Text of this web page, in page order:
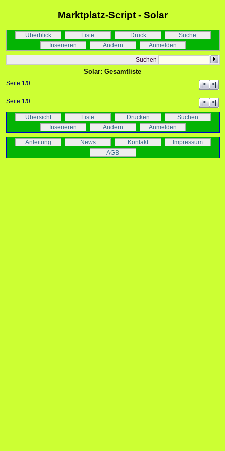
Marktplatz-Script - Solar
Überblick Liste Druck
Suche
Inserieren
Ändern Anmelden
Suchen
Solar: Gesamtliste
Seite 1/0 |< >|
Seite 1/0 |< >|
Übersicht Liste Drucken
Suchen
Inserieren
Ändern Anmelden
Anleitung News Kontakt
Impressum
AGB